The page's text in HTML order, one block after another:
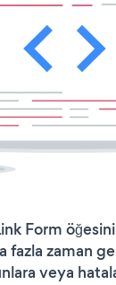
Form
fazla zaman
veya